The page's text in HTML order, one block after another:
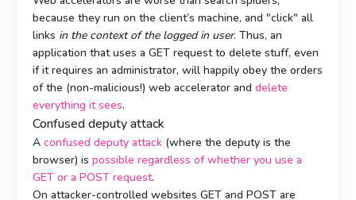
because they run on the client’s machine, and "click" all
links in the context of the logged in user. Thus, an
application that uses a GET request to delete stuff, even
if it requires an administrator, will happily obey the orders
of the (non-malicious!) web accelerator and delete
everything it sees.
Confused deputy attack
A confused deputy attack (where the deputy is the
browser) is possible regardless of whether you use a
GET or a POST request.
On attacker-controlled websites GET and POST are